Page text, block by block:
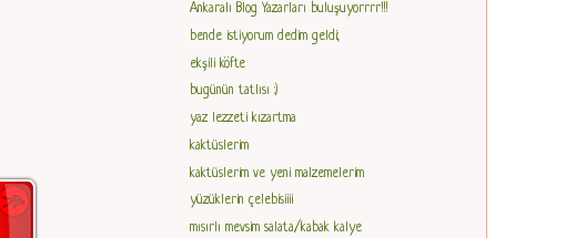
Ankaralı Blog Yazarları buluşuyorrrr!!!
bende istiyorum dedim geldi;
ekşili köfte
bugünün tatlısı :)
yaz lezzeti kızartma
kaktüslerim
kaktüslerim ve yeni malzemelerim
yüzüklerin çelebisiiii
mısırlı mevsim salata/kabak kalye